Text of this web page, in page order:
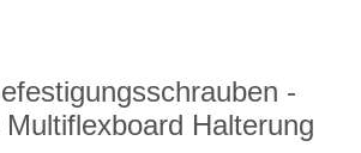
-
Halterung